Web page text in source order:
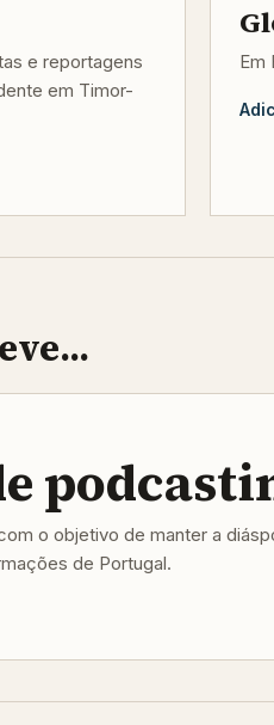
e reportagens
em Timor-
Em
o objetivo de manter a
de Portugal.